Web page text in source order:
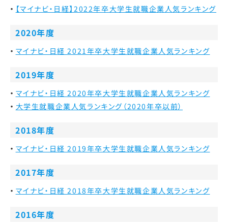
【マイナビ・日経】2022年卒大学生就職企業人気ランキング
2020年度
マイナビ・日経 2021年卒大学生就職企業人気ランキング
2019年度
マイナビ・日経 2020年卒大学生就職企業人気ランキング
大学生就職企業人気ランキング（2020年卒以前）
2018年度
マイナビ・日経 2019年卒大学生就職企業人気ランキング
2017年度
マイナビ・日経 2018年卒大学生就職企業人気ランキング
2016年度